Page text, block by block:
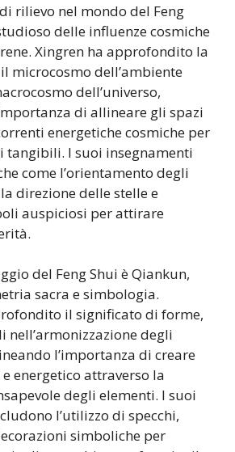
rilievo nel mondo del Feng
delle influenze cosmiche
Xingren ha approfondito la
microcosmo dell’ambiente
dell’universo,
di allineare gli spazi
energetiche cosmiche per
tangibili. I suoi insegnamenti
come l’orientamento degli
direzione delle stelle e
auspiciosi per attirare
del Feng Shui è Qiankun,
sacra e simbologia.
il significato di forme,
nell’armonizzazione degli
l’importanza di creare
energetico attraverso la
degli elementi. I suoi
l’utilizzo di specchi,
simboliche per